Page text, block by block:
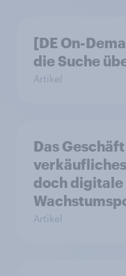
[DE On-
die Suche
Artikel
Das
doch
Artikel